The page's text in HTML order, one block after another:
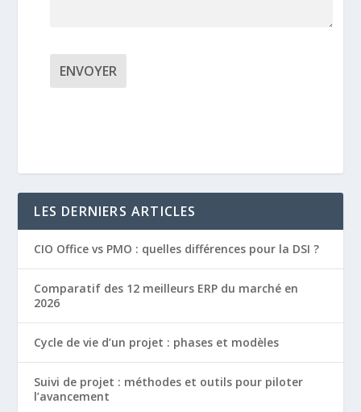
LES DERNIERS ARTICLES
CIO Office vs PMO : quelles différences pour la DSI ?
Comparatif des 12 meilleurs ERP du marché en
2026
Cycle de vie d’un projet : phases et modèles
Suivi de projet : méthodes et outils pour piloter
l’avancement